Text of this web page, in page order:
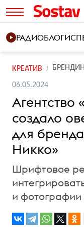
РАДИОБЛОГИ
КРЕАТИВ БРЕНДИНГ
06.05.2024
создало
для
Никко»
Шрифтовое
и фотографии